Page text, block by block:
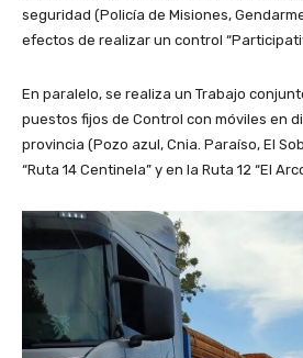
seguridad (Policía de Misiones,
efectos de realizar un control
En paralelo, se realiza un Trabajo
puestos fijos de Control con móviles en
provincia (Pozo azul, Cnia. Paraíso, El
“Ruta 14 Centinela” y en la Ruta 12 “El